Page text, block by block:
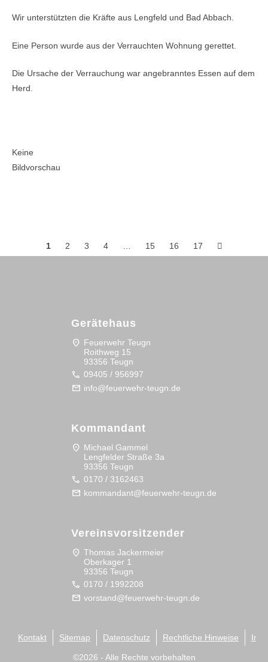
Wir unterstützten die Kräfte aus Lengfeld und Bad Abbach.
Eine Person wurde aus der Verrauchten Wohnung gerettet.
Die Ursache der Verrauchung war angebranntes Essen auf dem
Herd.
Keine
Bildvorschau
Posts1 2 3 4 15 16 17
Gerätehaus
location_on Feuerwehr Teugn
Roithweg 15
93356 Teugn
call 09405 / 956997
mail info@feuerwehr-teugn.de
Kommandant
location_on Michael Gammel
Lengfelder Straße 3a
93356 Teugn
call 0170 / 3162463
mail kommandant@feuerwehr-teugn.de
Vereinsvorsitzender
location_on Thomas Jackermeier
Oberkager 1
93356 Teugn
call 0170 / 1992208
mail vorstand@feuerwehr-teugn.de
©2026 - Alle Rechte vorbehalten
Kontakt Sitemap Datenschutz Rechtliche Hinweise